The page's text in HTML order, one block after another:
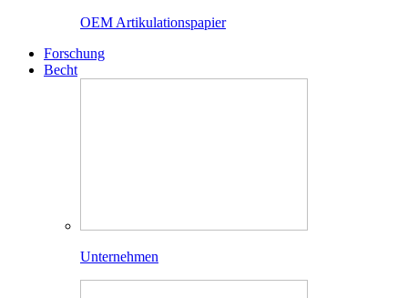
OEM Artikulationspapier
Forschung
Becht
Unternehmen